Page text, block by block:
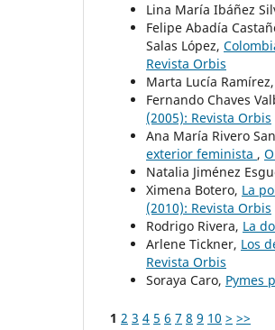
Lina María Ibáñez
Felipe Abadía
Salas López,
Revista Orbis
Marta Lucía Ramírez,
Fernando Chaves
(2005): Revista Orbis
Ana María Rivero
exterior feminista ,
Natalia Jiménez
Ximena Botero, La
(2010): Revista Orbis
Rodrigo Rivera, La
Arlene Tickner, Los
Revista Orbis
Soraya Caro, Pymes
1 2 3 4 5 6 7 8 9 10 > >>